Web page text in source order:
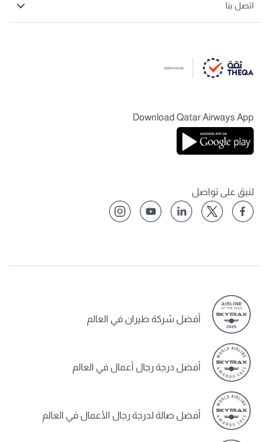
اتصل بنا
Download Qatar Airways App
لنبق على تواصل
أفضل شركة طيران في العالم
أفضل درجة رجال أعمال في العالم
أفضل صالة لدرجة رجال الأعمال في العالم